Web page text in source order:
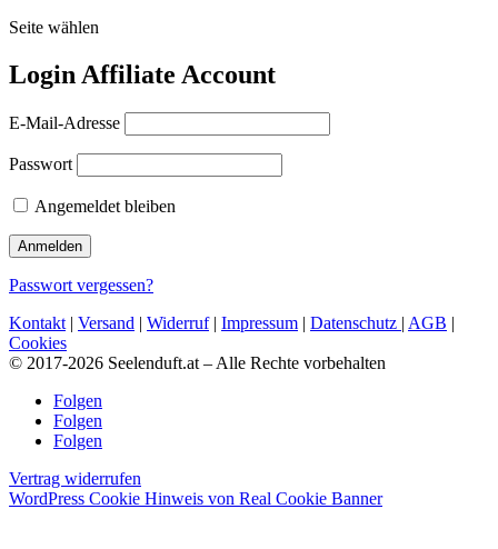
Seite wählen
Login Affiliate Account
E-Mail-Adresse
Passwort
Angemeldet bleiben
Passwort vergessen?
Kontakt | Versand | Widerruf| Impressum | Datenschutz | AGB |
Cookies
© 2017-2026 Seelenduft.at – Alle Rechte vorbehalten
Folgen
Folgen
Folgen
Vertrag widerrufen
WordPress Cookie Hinweis von Real Cookie Banner